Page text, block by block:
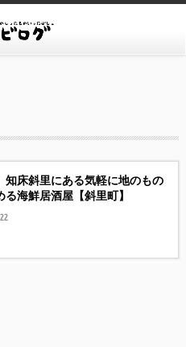
知床斜里にある気軽に地のもの
る海鮮居酒屋【斜里町】